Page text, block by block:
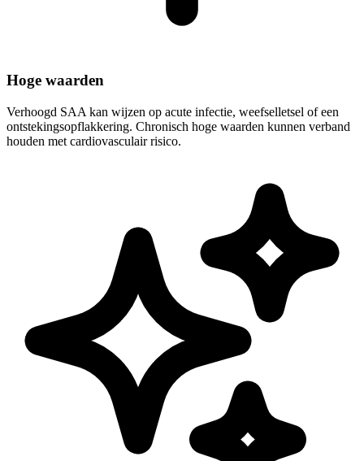
Hoge waarden
Verhoogd SAA kan wijzen op acute infectie, weefselletsel of een
ontstekingsopflakkering. Chronisch hoge waarden kunnen verband
houden met cardiovasculair risico.